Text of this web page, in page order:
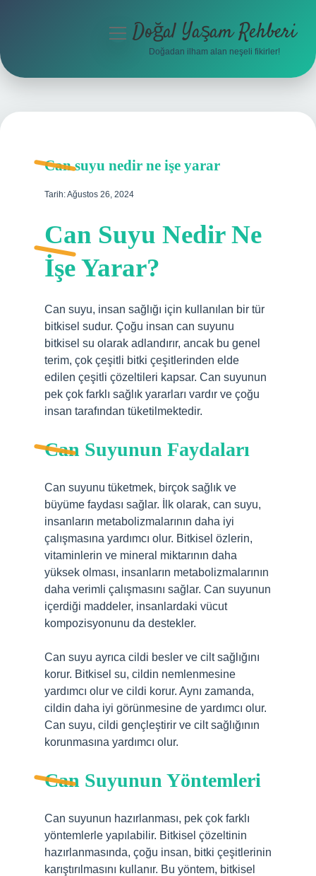
Hakkımızda
menüyüDoğal Yaşam Rehberi
Doğadan ilham alan neşeli fikirler!
Can suyu nedir ne işe yarar
Tarih: Ağustos 26, 2024
Can Suyu Nedir Ne
İşe Yarar?
Can suyu, insan sağlığı için kullanılan bir tür
bitkisel sudur. Çoğu insan can suyunu
bitkisel su olarak adlandırır, ancak bu genel
terim, çok çeşitli bitki çeşitlerinden elde
edilen çeşitli çözeltileri kapsar. Can suyunun
pek çok farklı sağlık yararları vardır ve çoğu
insan tarafından tüketilmektedir.
Can Suyunun Faydaları
Can suyunu tüketmek, birçok sağlık ve
büyüme faydası sağlar. İlk olarak, can suyu,
insanların metabolizmalarının daha iyi
çalışmasına yardımcı olur. Bitkisel özlerin,
vitaminlerin ve mineral miktarının daha
yüksek olması, insanların metabolizmalarının
daha verimli çalışmasını sağlar. Can suyunun
içerdiği maddeler, insanlardaki vücut
kompozisyonunu da destekler.
Can suyu ayrıca cildi besler ve cilt sağlığını
korur. Bitkisel su, cildin nemlenmesine
yardımcı olur ve cildi korur. Aynı zamanda,
cildin daha iyi görünmesine de yardımcı olur.
Can suyu, cildi gençleştirir ve cilt sağlığının
korunmasına yardımcı olur.
Can Suyunun Yöntemleri
Can suyunun hazırlanması, pek çok farklı
yöntemlerle yapılabilir. Bitkisel çözeltinin
hazırlanmasında, çoğu insan, bitki çeşitlerinin
karıştırılmasını kullanır. Bu yöntem, bitkisel